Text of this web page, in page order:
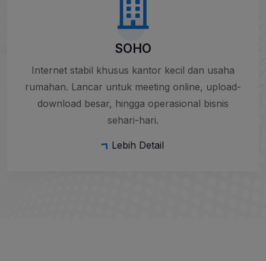
SOHO
Internet stabil khusus kantor kecil dan usaha
rumahan. Lancar untuk meeting online, upload-
download besar, hingga operasional bisnis
sehari-hari.
Lebih Detail